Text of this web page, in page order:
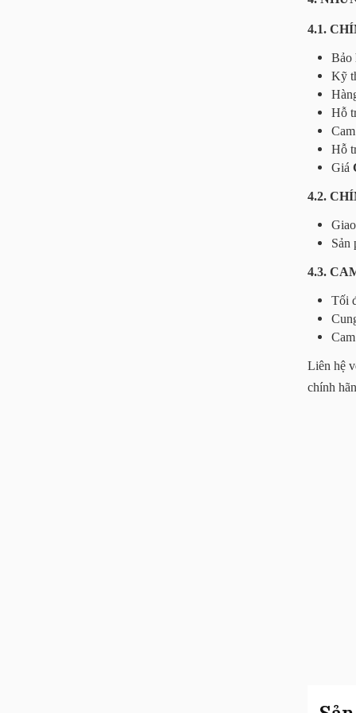
4.1.
Bảo
Kỹ
Hỗ
Hỗ
Giá
4.2.
Sản
4.3.
Tối
Liên hệ
chính